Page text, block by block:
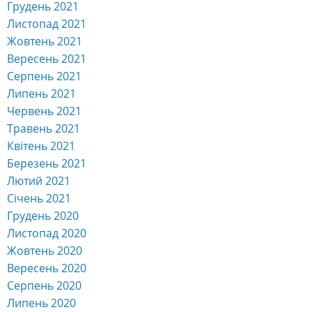
Грудень 2021
Листопад 2021
Жовтень 2021
Вересень 2021
Серпень 2021
Липень 2021
Червень 2021
Травень 2021
Квітень 2021
Березень 2021
Лютий 2021
Січень 2021
Грудень 2020
Листопад 2020
Жовтень 2020
Вересень 2020
Серпень 2020
Липень 2020